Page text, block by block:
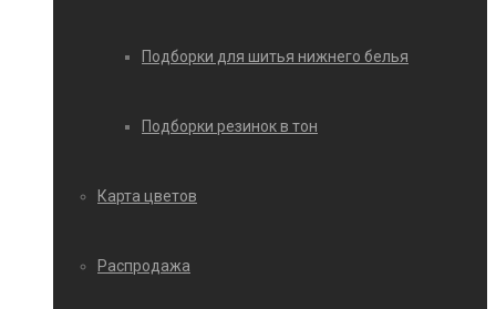
Подборки для шитья нижнего белья
Подборки резинок в тон
Карта цветов
Распродажа